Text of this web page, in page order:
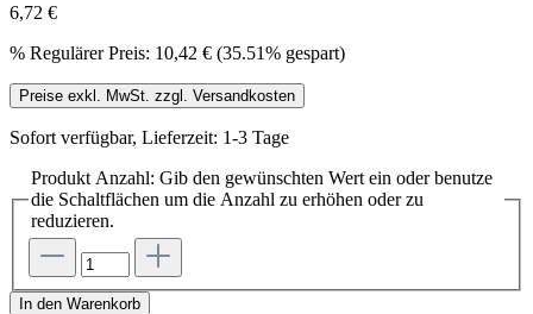
6,72 €
% Regulärer Preis: 10,42 € (35.51% gespart)
Preise exkl. MwSt. zzgl. Versandkosten
Sofort verfügbar, Lieferzeit: 1-3 Tage
Produkt Anzahl: Gib den gewünschten Wert ein oder benutze
die Schaltflächen um die Anzahl zu erhöhen oder zu
reduzieren.
In den Warenkorb